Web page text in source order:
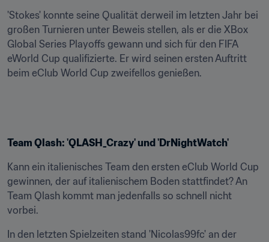
'Stokes' konnte seine Qualität derweil im letzten Jahr bei
großen Turnieren unter Beweis stellen, als er die XBox
Global Series Playoffs gewann und sich für den FIFA
eWorld Cup qualifizierte. Er wird seinen ersten Auftritt
beim eClub World Cup zweifellos genießen.
Team Qlash: 'QLASH_Crazy' und 'DrNightWatch'
Kann ein italienisches Team den ersten eClub World Cup
gewinnen, der auf italienischem Boden stattfindet? An
Team Qlash kommt man jedenfalls so schnell nicht
vorbei.
In den letzten Spielzeiten stand 'Nicolas99fc' an der